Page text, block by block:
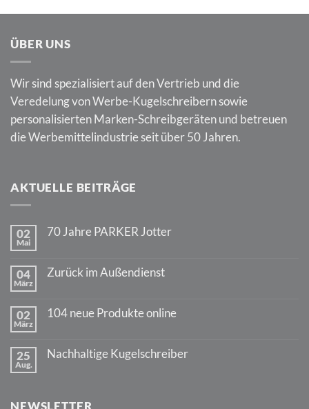
ÜBER UNS
Wir sind spezialisiert auf den Vertrieb und die
Veredelung von Werbe-Kugelschreibern sowie
personalisierten Marken-Schreibgeräten und betreuen
die Werbemittelindustrie seit über 50 Jahren.
AKTUELLE BEITRÄGE
02
Mai
70 Jahre PARKER Jotter
70
04
März
Zurück im Außendienst
Zurück
02
März
104 neue Produkte online
104
25
Aug.
Nachhaltige Kugelschreiber
Kugelschreiber
NEWSLETTER